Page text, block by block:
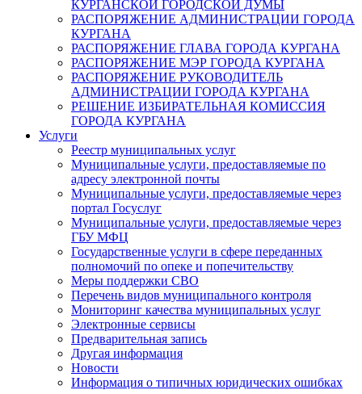
КУРГАНСКОЙ ГОРОДСКОЙ ДУМЫ
РАСПОРЯЖЕНИЕ АДМИНИСТРАЦИИ ГОРОДА
КУРГАНА
РАСПОРЯЖЕНИЕ ГЛАВА ГОРОДА КУРГАНА
РАСПОРЯЖЕНИЕ МЭР ГОРОДА КУРГАНА
РАСПОРЯЖЕНИЕ РУКОВОДИТЕЛЬ
АДМИНИСТРАЦИИ ГОРОДА КУРГАНА
РЕШЕНИЕ ИЗБИРАТЕЛЬНАЯ КОМИССИЯ
ГОРОДА КУРГАНА
Услуги
Реестр муниципальных услуг
Муниципальные услуги, предоставляемые по
адресу электронной почты
Муниципальные услуги, предоставляемые через
портал Госуслуг
Муниципальные услуги, предоставляемые через
ГБУ МФЦ
Государственные услуги в сфере переданных
полномочий по опеке и попечительству
Меры поддержки СВО
Перечень видов муниципального контроля
Мониторинг качества муниципальных услуг
Электронные сервисы
Предварительная запись
Другая информация
Новости
Информация о типичных юридических ошибках